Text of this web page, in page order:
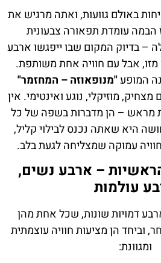
באולם גוועות, ואתה מרגיש את
הבמה עומדת תפאורה צבעונית
– בדיוק המקום שבו ייפגשו ארבע
מזו, אבל עם חוויה אחת משותפת.
המופע"מנופאוזה – המחזמר"
מוזיקלי, נוגע ואינטימי. אין
מראש – הן מדברות בשפה של כל
היא שאתה נכנס לבילוי קליל,
עמוקה שמצליחה לגעת בלב.
– ארבע נשים,
עולמות
דמויות שונות, שכל אחת מהן
וביחד הן מציעות חוויה עוצמתית
ומגוונת: